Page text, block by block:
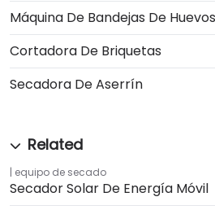
Máquina De Bandejas De Huevos
Cortadora De Briquetas
Secadora De Aserrín
equipo de secado
Secador Solar De Energía Móvil